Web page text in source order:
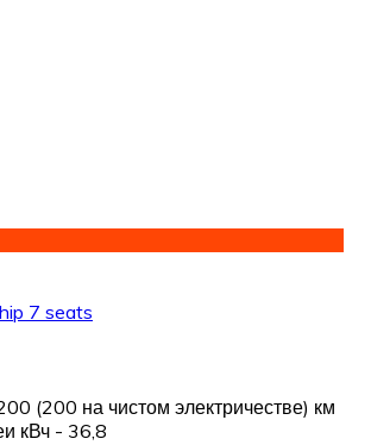
7 seats
(200 на чистом электричестве) км
кВч - 36,8